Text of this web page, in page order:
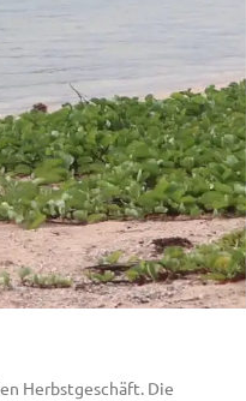
Herbstgeschäft. Die